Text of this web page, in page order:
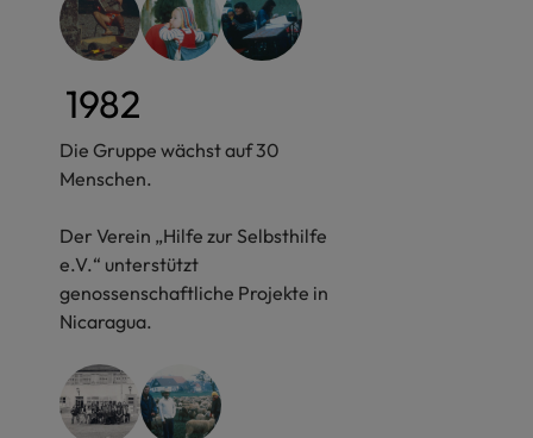
1982
Die Gruppe wächst auf 30
Menschen.
Der Verein „Hilfe zur Selbsthilfe
e.V.“ unterstützt
genossenschaftliche Projekte in
Nicaragua.